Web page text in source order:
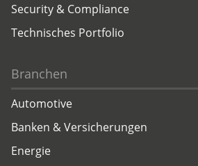
Security & Compliance
Technisches Portfolio
Branchen
Automotive
Banken & Versicherungen
Energie